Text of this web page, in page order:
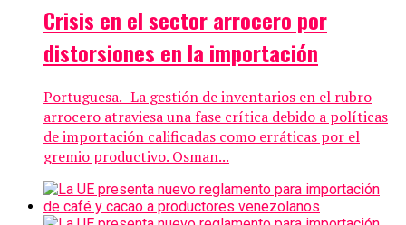
Crisis en el sector arrocero por
distorsiones en la importación
Portuguesa.- La gestión de inventarios en el rubro
arrocero atraviesa una fase crítica debido a políticas
de importación calificadas como erráticas por el
gremio productivo. Osman...